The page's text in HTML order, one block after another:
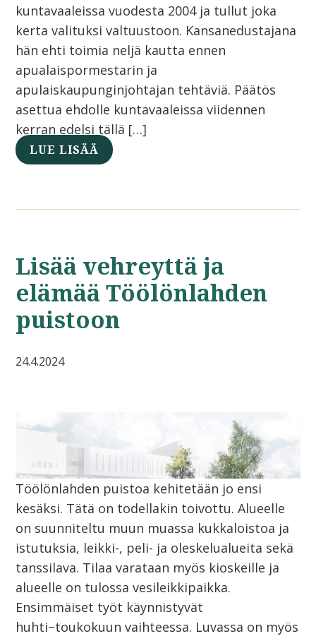
kuntavaaleissa vuodesta 2004 ja tullut joka
kerta valituksi valtuustoon. Kansanedustajana
hän ehti toimia neljä kautta ennen
apualaispormestarin ja
apulaiskaupunginjohtajan tehtäviä. Päätös
asettua ehdolle kuntavaaleissa viidennen
kerran edelsi tällä […]
LUE LISÄÄ
Lisää vehreyttä ja
elämää Töölönlahden
puistoon
24.4.2024
Töölönlahden puistoa kehitetään jo ensi
kesäksi. Tätä on todellakin toivottu. Alueelle
on suunniteltu muun muassa kukkaloistoa ja
istutuksia, leikki-, peli- ja oleskelualueita sekä
tanssilava. Tilaa varataan myös kioskeille ja
alueelle on tulossa vesileikkipaikka.
Ensimmäiset työt käynnistyvät
huhti−toukokuun vaihteessa. Luvassa on myös